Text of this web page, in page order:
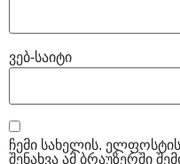
ვებ-საიტი
ჩემი სახელის.
შენახვა ამ ბრაუზერში